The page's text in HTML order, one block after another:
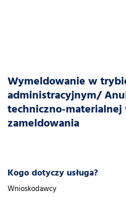
Wymeldowanie w
administracyjnym/
techniczno-materialnej
zameldowania
Kogo dotyczy usługa?
Wnioskodawcy